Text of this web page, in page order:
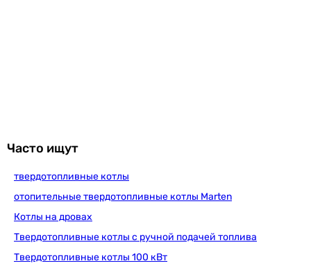
Часто ищут
твердотопливные котлы
отопительные твердотопливные котлы Marten
Котлы на дровах
Твердотопливные котлы с ручной подачей топлива
Твердотопливные котлы 100 кВт